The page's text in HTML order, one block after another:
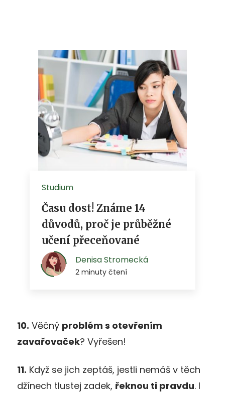
10. Věčný problém s otevřením
zavařovaček? Vyřešen!
11. Když se jich zeptáš, jestli nemáš v těch
džínech tlustej zadek, řeknou ti pravdu. I